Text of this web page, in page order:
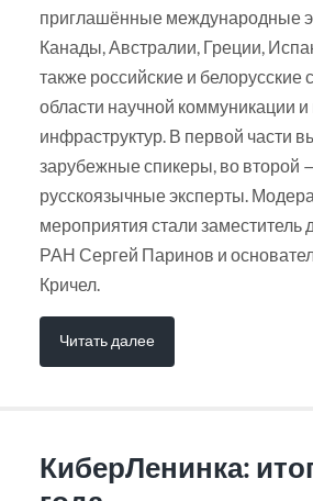
приглашённые международные
Канады, Австралии, Греции,
также российские и белорусские
области научной коммуникации
инфраструктур. В первой части
зарубежные спикеры, во второй
русскоязычные эксперты.
мероприятия стали
РАН Сергей Паринов и
Кричел.
Читать далее
КиберЛенинка: